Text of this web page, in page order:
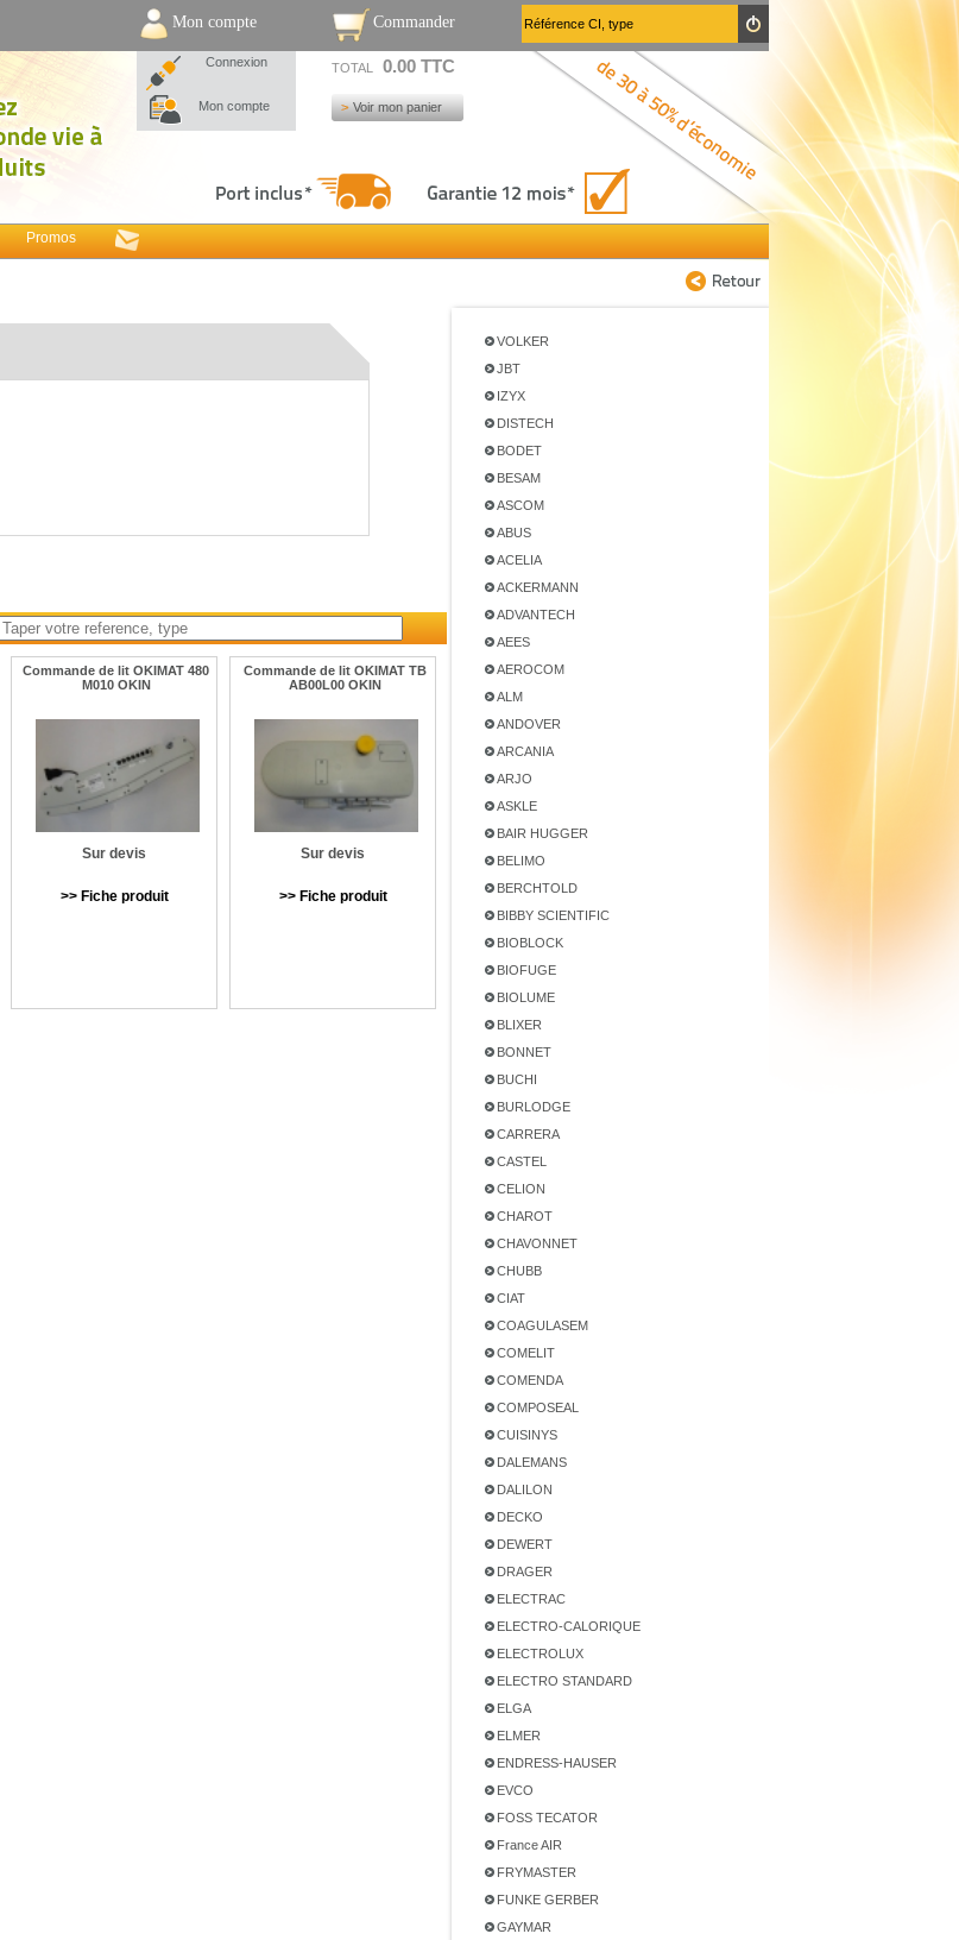
Mon compte
Connexion
Mon compte
Commander
TOTAL 0.00 TTC
Voir mon panier
Promos
Commande de lit OKIMAT 480
M010 OKIN
Sur devis
>> Fiche produit
Commande de lit OKIMAT TB
AB00L00 OKIN
Sur devis
>> Fiche produit
VOLKER
JBT
IZYX
DISTECH
BODET
BESAM
ASCOM
ABUS
ACELIA
ACKERMANN
ADVANTECH
AEES
AEROCOM
ALM
ANDOVER
ARCANIA
ARJO
ASKLE
BAIR HUGGER
BELIMO
BERCHTOLD
BIBBY SCIENTIFIC
BIOBLOCK
BIOFUGE
BIOLUME
BLIXER
BONNET
BUCHI
BURLODGE
CARRERA
CASTEL
CELION
CHAROT
CHAVONNET
CHUBB
CIAT
COAGULASEM
COMELIT
COMENDA
COMPOSEAL
CUISINYS
DALEMANS
DALILON
DECKO
DEWERT
DRAGER
ELECTRAC
ELECTRO-CALORIQUE
ELECTROLUX
ELECTRO STANDARD
ELGA
ELMER
ENDRESS-HAUSER
EVCO
FOSS TECATOR
France AIR
FRYMASTER
FUNKE GERBER
GAYMAR